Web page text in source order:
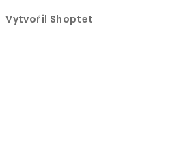
Vytvořil Shoptet